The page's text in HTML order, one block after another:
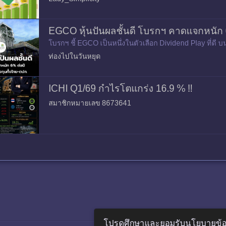
EGCO หุ้นปันผลชั้นดี โบรกฯ คาดแจกหนั
โบรกฯ ชี้ EGCO เป็นหนึ่งในตัวเลือก Dividend Play ที่ดี
ศ จากตลาดไฟฟ้าฟิลิปปินส์บนความเชี่ยวชาญโรงไฟฟ
ท่องไปในวันหยุด
ICHI Q1/69 กำไรโตแกร่ง 16.9 % !!
สมาชิกหมายเลข 8673641
โปรดศึกษาและยอมรับนโยบายข้